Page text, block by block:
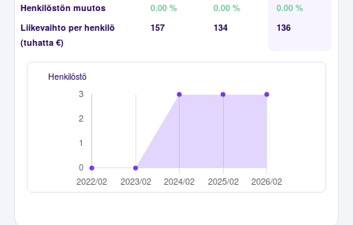
Henkilöstön muutos
0.00 % 0.00 %
0.00 %
Liikevaihto per henkilö
(tuhatta €)
157 134 136
Henkilöstö